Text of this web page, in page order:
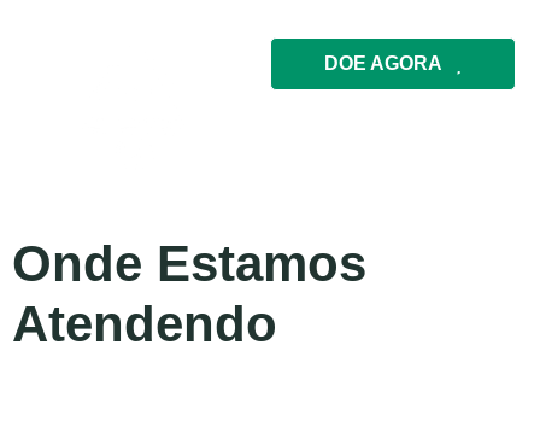
DOE AGORA
Onde Estamos
Atendendo